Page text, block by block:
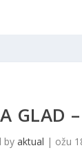
GLAD
by aktual | ožu